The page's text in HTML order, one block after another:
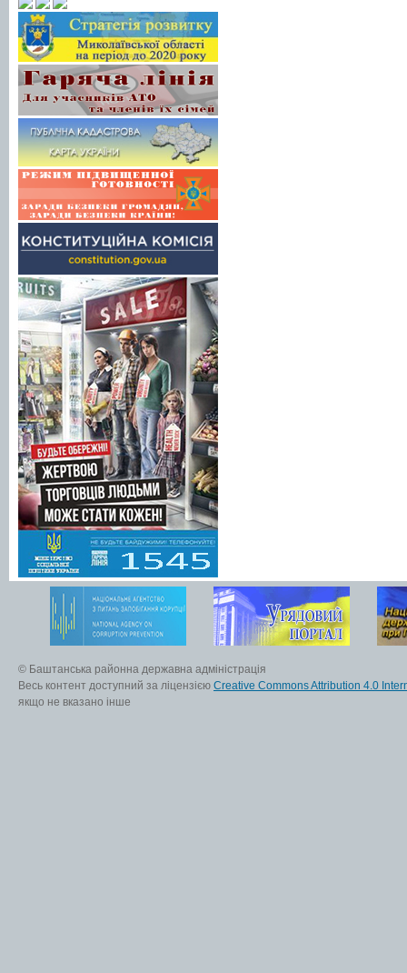
© Баштанська районна державна адміністрація
Весь контент доступний за ліцензією Creative Commons Attribution 4.0
якщо не вказано інше